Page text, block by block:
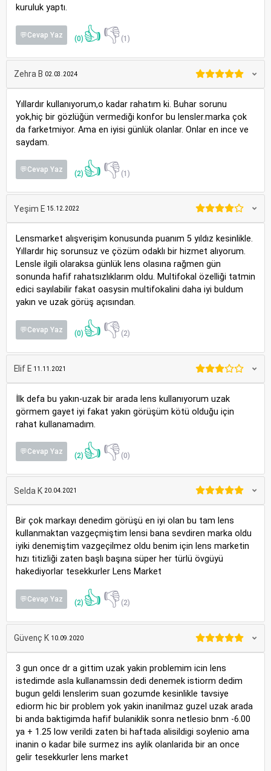
kuruluk yaptı.
💬Cevap Yaz (0) 👍👎(1)
Zehra B 02.03.2024
Yıllardır kullanıyorum,o kadar rahatım ki. Buhar sorunu
yok,hiç bir gözlüğün vermediği konfor bu lensler.marka çok
da farketmiyor. Ama en iyisi günlük olanlar. Onlar en ince ve
saydam.
💬Cevap Yaz (2) 👍👎(1)
Yeşim E 15.12.2022
Lensmarket alışverişim konusunda puanım 5 yıldız kesinlikle.
Yıllardır hiç sorunsuz ve çözüm odaklı bir hizmet alıyorum.
Lensle ilgili olaraksa günlük lens olasına rağmen gün
sonunda hafif rahatsızlıklarım oldu. Multifokal özelliği tatmin
edici sayılabilir fakat oasysin multifokalini daha iyi buldum
yakın ve uzak görüş açısından.
💬Cevap Yaz (0) 👍👎(2)
Elif E 11.11.2021
İlk defa bu yakın-uzak bir arada lens kullanıyorum uzak
görmem gayet iyi fakat yakın görüşüm kötü olduğu için
rahat kullanamadım.
💬Cevap Yaz (2) 👍👎(0)
Selda K 20.04.2021
Bir çok markayı denedim görüşü en iyi olan bu tam lens
kullanmaktan vazgeçmiştim lensi bana sevdiren marka oldu
iyiki denemiştim vazgeçilmez oldu benim için lens marketin
hızı titizliği zaten başlı başına süper her türlü övgüyü
hakediyorlar tesekkurler Lens Market
💬Cevap Yaz (2) 👍👎(2)
Güvenç K 10.09.2020
3 gun once dr a gittim uzak yakin problemim icin lens
istedimde asla kullanamssin dedi denemek istiorm dedim
bugun geldi lenslerim suan gozumde kesinlikle tavsiye
ediorm hic bir problem yok yakin inanilmaz guzel uzak arada
bi anda baktigimda hafif bulaniklik sonra netlesio bnm -6.00
ya + 1.25 low verildi zaten bi haftada alisildigi soylenio ama
inanin o kadar bile surmez ins aylik olanlarida bir an once
gelir tesekkurler lens market